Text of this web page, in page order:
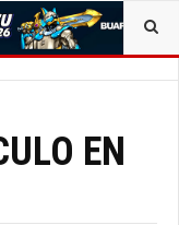
OPINIÓN
EN